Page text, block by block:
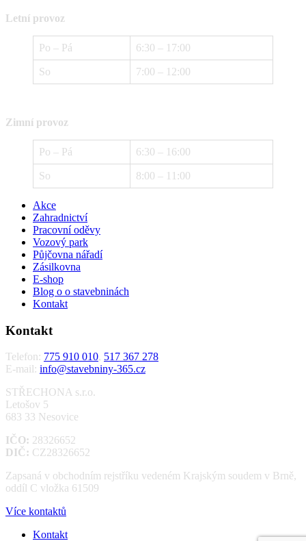
Letní provoz
Po – Pá 6:30 – 17:00
So 7:00 – 12:00
Zimní provoz
Po – Pá 6:30 – 16:00
So 8:00 – 11:00
Akce
Zahradnictví
Pracovní oděvy
Vozový park
Půjčovna nářadí
Zásilkovna
E-shop
Blog o o stavebninách
Kontakt
Kontakt
Telefon: 775 910 010, 517 367 278
E-mail: info@stavebniny-365.cz
STŘECHONA s.r.o.
Letošov 5
683 33 Nesovice
IČO: 28326652
DIČ: CZ28326652
Zapsaná v obchodním rejstříku vedeném Krajským soudem v Brně,
oddíl C vložka 61509
Více kontaktů
Kontakt